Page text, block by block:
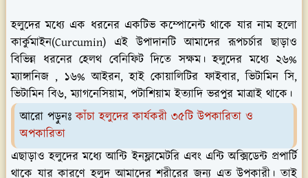
হলুদের মধ্যে এক ধরনের একটিভ কম্পোনেন্ট থাকে যার নাম হলো
কার্কুমাইন(Curcumin) এই উপাদানটি আমাদের রূপচর্চার ছাড়াও
বিভিন্ন ধরনের হেলথ বেনিফিট দিতে সক্ষম। হলুদের মধ্যে ২৬%
ম্যাঙ্গানিজ , ১৬% আইরন, হাই কোয়ালিটির ফাইবার, ভিটামিন সি,
ভিটামিন বি৬, ম্যাগনেসিয়াম, পটাশিয়াম ইত্যাদি ভরপুর মাত্রাই থাকে।
আরো পড়ুনঃকাঁচা হলুদের কার্যকরী ৩৫টি উপকারিতা ও
অপকারিতা
এছাড়াও হলুদের মধ্যে আন্টি ইনফ্লামেটরি এবং এন্টি অক্সিডেন্ট প্রপার্টি
থাকে যার কারণে হলুদ আমাদের শরীরের জন্য এত উপকারী। তাই